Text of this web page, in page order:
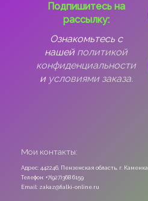
Подпишитесь на
рассылку:
Ознакомьтесь с
нашей политикой
конфиденциальности
и условиями заказа.
Мои контакты:
Адрес: 442246, Пензенская область, г. Каменка
Телефон: +7(927)368 6159
Email: zakaz@fialki-online.ru